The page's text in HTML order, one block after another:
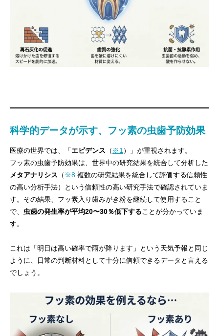
科学的データが示す、フッ素の虫歯予防効果
医療の世界では、「エビデンス （ ※1 ）」が重視されます。
フッ素の虫歯予防効果は、世界中の研究結果を統合して分析した
メタアナリシス （ ※8 複数の研究結果を統合して評価する信頼性
の高い分析手法）という信頼性の高い研究手法で確認されていま
す。その結果、フッ素入り歯みがき粉を継続して使用すること
で、 虫歯の発生率が平均20〜30％低下することが分かっていま
す。
これは「明日は高い確率で雨が降ります」という天気予報と同じ
ように、日常の判断材料として十分に信頼できるデータと言える
でしょう。